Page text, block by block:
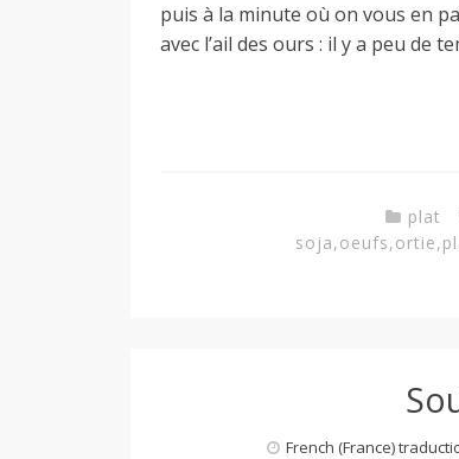
puis à la minute où on vous en
avec l’ail des ours : il y a peu de
plat
soja,oeufs,ortie,
French (France)